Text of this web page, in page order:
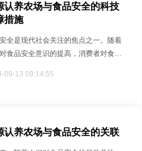
认养农场与食品安全的科技
措施
全是现代社会关注的焦点之一。随着
食品安全意识的提高，消费者对食品
09-13 09:14:55
认养农场与食品安全的关联